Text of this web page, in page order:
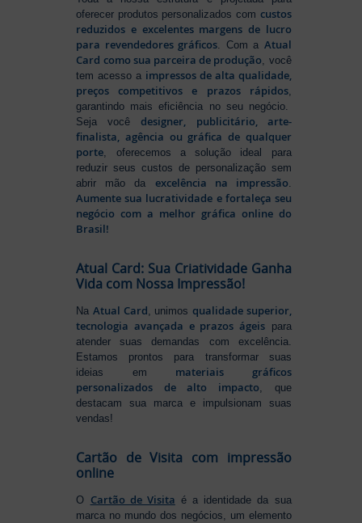
oferecer produtos personalizados com custos
reduzidos e excelentes margens de lucro
para revendedores gráficos. Com a Atual
Card como sua parceira de produção, você
tem acesso a impressos de alta qualidade,
preços competitivos e prazos rápidos,
garantindo mais eficiência no seu negócio.
Seja vocêdesigner, publicitário, arte-
finalista, agência ou gráfica de qualquer
porte, oferecemos a solução ideal para
reduzir seus custos de personalização sem
abrir mão da excelência na impressão.
Aumente sua lucratividade e fortaleça seu
negócio com a melhor gráfica online do
Brasil!
Atual Card: Sua Criatividade Ganha
Vida com Nossa Impressão!
Na Atual Card, unimos qualidade superior,
tecnologia avançada e prazos ágeispara
atender suas demandas com excelência.
Estamos prontos para transformar suas
ideias em materiais gráficos
personalizados de alto impacto, que
destacam sua marca e impulsionam suas
vendas!
Cartão de Visita com impressão
online
O Cartão de Visita é a identidade da sua
marca no mundo dos negócios, um elemento